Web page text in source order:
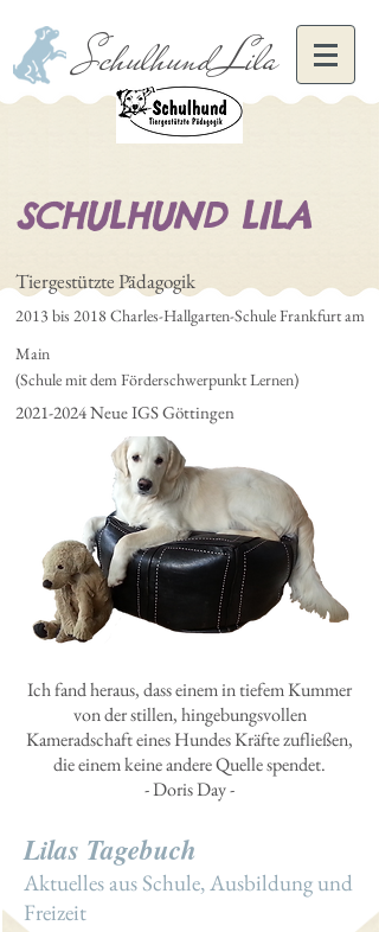
Schulhund Lila
SCHULHUND LILA
Tiergestützte Pädagogik
2013 bis 2018 Charles-Hallgarten-Schule Frankfurt am
Main
(Schule mit dem Förderschwerpunkt Lernen)
2021-2024Neue IGS Göttingen
Ich fand heraus, dass einem in tiefem Kummer
von der stillen, hingebungsvollen
Kameradschaft eines Hundes Kräfte zufließen,
die einem keine andere Quelle spendet.
- Doris Day -
Lilas Tagebuch
Aktuelles aus Schule, Ausbildung und
Freizeit